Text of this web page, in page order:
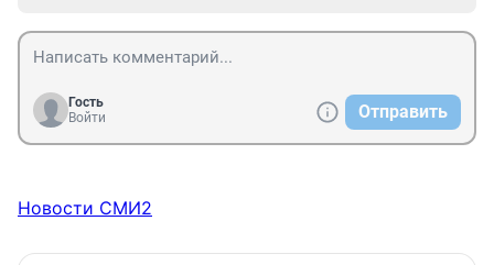
Гость
Войти
Отправить
Новости СМИ2